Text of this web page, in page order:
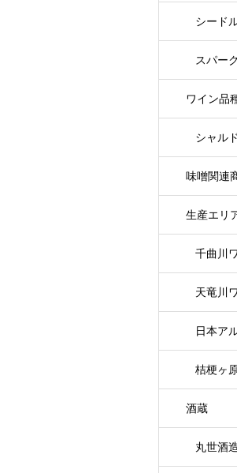
シード
スパー
ワイン品
シャル
味噌関連
生産エリ
千曲川
天竜川
日本ア
桔梗ヶ
酒蔵
丸世酒